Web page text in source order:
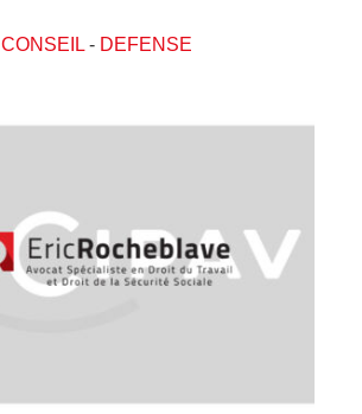
CONSEIL- DEFENSE